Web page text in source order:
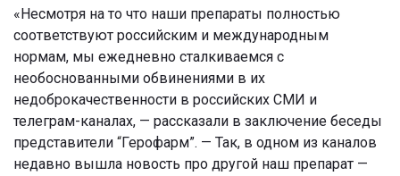
«Несмотря на то что наши препараты полностью
соответствуют российским и международным
нормам, мы ежедневно сталкиваемся с
необоснованными обвинениями в их
недоброкачественности в российских СМИ и
телеграм-каналах, — рассказали в заключение беседы
представители “Герофарм”. — Так, в одном из каналов
недавно вышла новость про другой наш препарат —